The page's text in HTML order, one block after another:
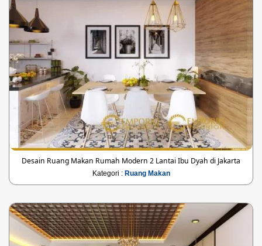
Desain Ruang Makan Rumah Modern 2 Lantai Ibu Dyah di Jakarta
Kategori : Ruang Makan